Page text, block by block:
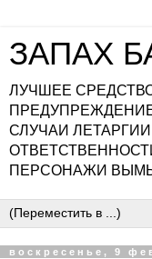
ЗАПАХ
ЛУЧШЕЕ
СЛУЧАИ
ПЕРСОНАЖИ
воскресенье, 9